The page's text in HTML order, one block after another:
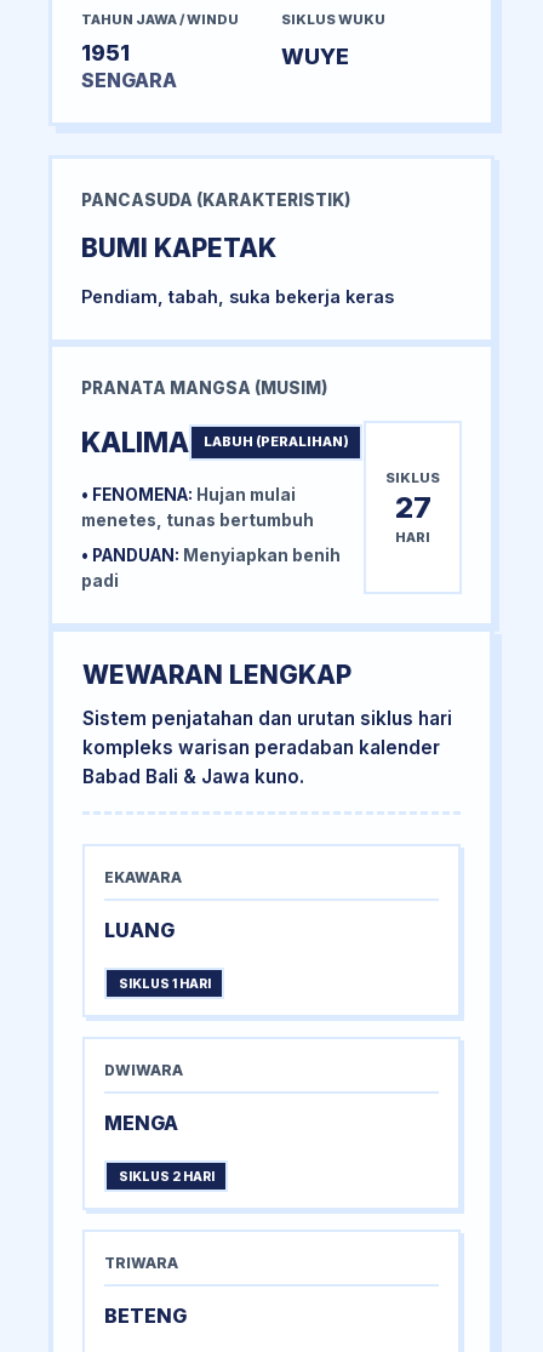
TAHUN JAWA / WINDU
1951
SENGARA
SIKLUS WUKU
WUYE
PANCASUDA (KARAKTERISTIK)
BUMI KAPETAK
Pendiam, tabah, suka bekerja keras
PRANATA MANGSA (MUSIM)
KALIMA LABUH (PERALIHAN)
• FENOMENA: Hujan mulai
menetes, tunas bertumbuh
• PANDUAN: Menyiapkan benih
padi
SIKLUS
27
HARI
WEWARAN LENGKAP
Sistem penjatahan dan urutan siklus hari
kompleks warisan peradaban kalender
Babad Bali & Jawa kuno.
EKAWARA
LUANG
SIKLUS 1 HARI
DWIWARA
MENGA
SIKLUS 2 HARI
TRIWARA
BETENG